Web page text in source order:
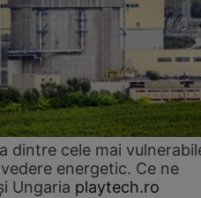
dintre cele mai
energetic. Ce ne
Ungaria playtech.ro